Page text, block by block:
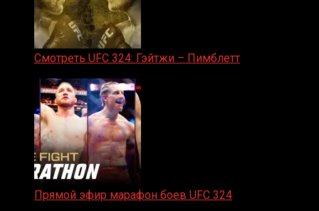
Смотреть UFC 324: Гэйтжи – Пимблетт
Прямой эфир марафон боев UFC 324